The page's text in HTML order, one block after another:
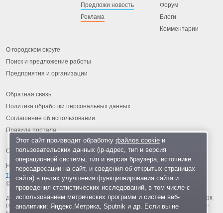
Предложи новость
Реклама
Форум
Блоги
Комментарии
О городском округе
Поиск и предложение работы
Предприятия и организации
Обратная связь
Политика обработки персональных данных
Соглашение об использовании
Правила портала
На информационном ресурсе применяются рекомендательные
технологии
© 2013-2026 «ОИНФО»,
сделано в Одинцово
Для читателей: В России признаны экстремистскими и запрещены организации ФБК
(Фонд борьбы с коррупцией, признан иноагентом), Штабы Навального, «Национал-
Этот сайт производит обработку файлов cookieи
пользовательских данных (ip-адрес, тип и версия
операционной системы, тип и версия браузера, источнике
переадресации на сайт, и сведения об открытых страницах
сайта) в целях улучшения функционирования сайта и
проведения статистических исследований, в том числе с
использованием метрических программ и систем веб-
аналитики: Яндекс.Метрика, Sputnik и др. Если вы не